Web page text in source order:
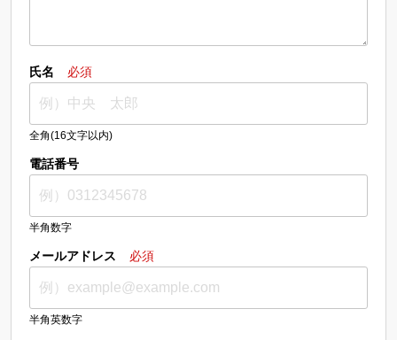
氏名 必須
全角(16文字以内)
電話番号
半角数字
メールアドレス 必須
半角英数字